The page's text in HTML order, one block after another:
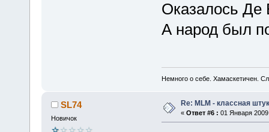
Оказалось Де
А народ был
Немного о себе. Хамаскетичен.
SL74
Новичок
Re: MLM - классная
« Ответ #6 : 01 Января